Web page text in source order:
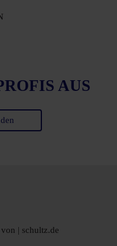
AUS